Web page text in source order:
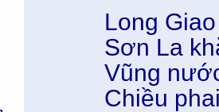
Long
Sơn La
Vũng
Chiều